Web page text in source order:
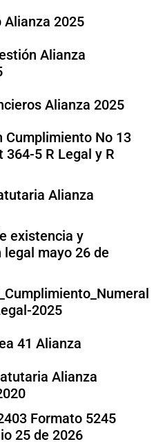
Alianza 2025
Alianza
Alianza 2025
No 13
5 R Legal y R
Alianza
existencia y
mayo 26 de
2025
41 Alianza
Alianza
Formato 5245
25 de 2026